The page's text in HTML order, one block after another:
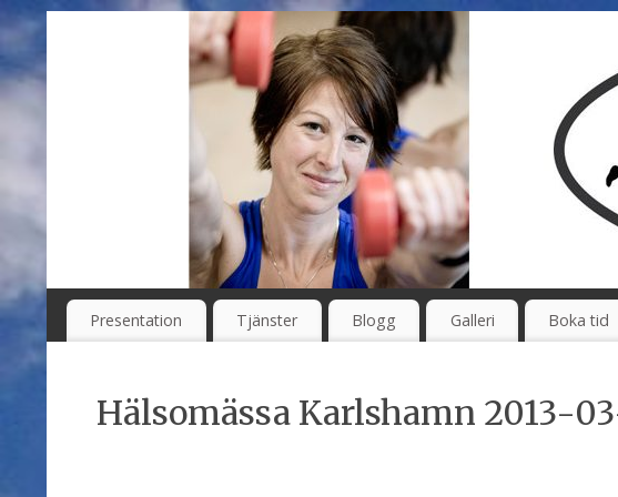
Presentation Tjänster Blogg Galleri Boka tid
Hälsomässa Karlshamn 2013-